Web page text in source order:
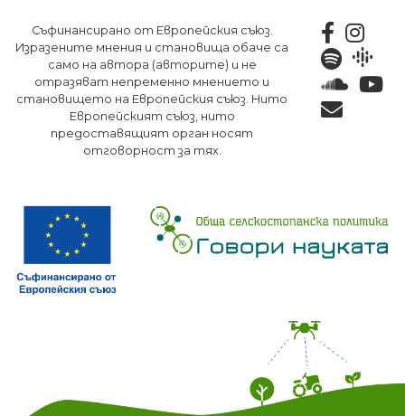
към
основното
съдържание
Съфинансирано от Европейския съюз.
Изразените мнения и становища обаче са
само на автора (авторите) и не
отразяват непременно мнението и
становището на Европейския съюз. Нито
Европейският съюз, нито
предоставящият орган носят
отговорност за тях.